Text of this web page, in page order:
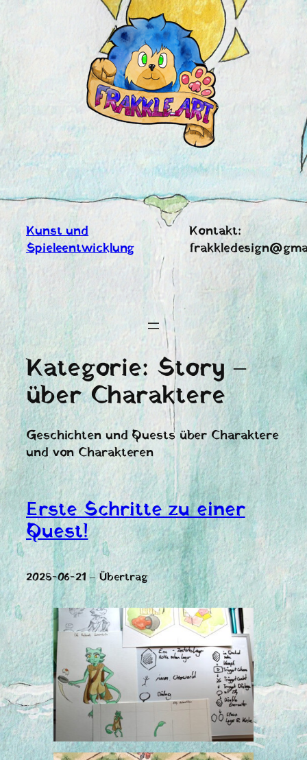
Kunst und
Spieleentwicklung
Kontakt:
Kategorie: Story –
über Charaktere
Geschichten und Quests über Charaktere
und von Charakteren
Erste Schritte zu einer
Quest!
2025-06-21 – Übertrag